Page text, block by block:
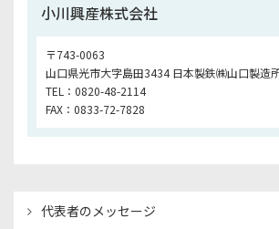
小川興産株式会社
〒743-0063
山口県光市大字島田3434 日本製鉄㈱山口製造
TEL：0820-48-2114
FAX：0833-72-7828
代表者のメッセージ